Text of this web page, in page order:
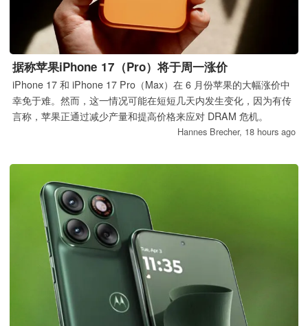
据称苹果iPhone 17（Pro）将于周一涨价
iPhone 17 和 iPhone 17 Pro（Max）在 6 月份苹果的大幅涨价中
幸免于难。然而，这一情况可能在短短几天内发生变化，因为有传
言称，苹果正通过减少产量和提高价格来应对 DRAM 危机。
Hannes Brecher, 18 hours ago